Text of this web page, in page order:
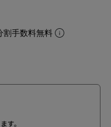
割手数料無料
す。